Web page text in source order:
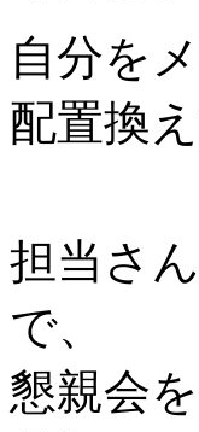
自分を
配置換
担当さ
で、
懇親会